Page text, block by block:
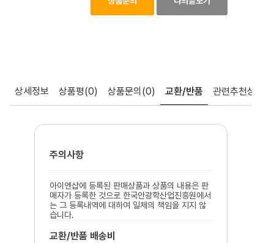
상세정보 상품평(0) 상품문의 (0) 교환/반품 관련추천상품
주의사항
아이엔샵에 등록된 판매상품과 상품의 내용은 판
매자가 등록한 것으로 한국안광학산업진흥원에서
는 그 등록내역에 대하여 일체의 책임을 지지 않
습니다.
교환/반품 배송비